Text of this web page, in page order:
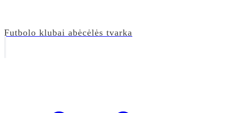
Futbolo klubai abėcėlės tvarka